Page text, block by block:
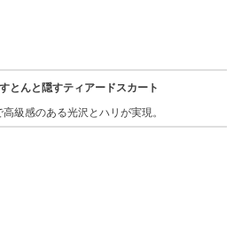
とんと隠すティアードスカート
級感のある光沢とハリが実現。